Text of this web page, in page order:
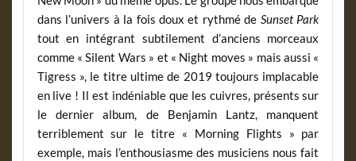
dans l’univers à la fois doux et rythmé de Sunset Park
tout en intégrant subtilement d’anciens morceaux
comme « Silent Wars » et « Night moves » mais aussi «
Tigress », le titre ultime de 2019 toujours implacable
en live ! Il est indéniable que les cuivres, présents sur
le dernier album, de Benjamin Lantz, manquent
terriblement sur le titre « Morning Flights » par
exemple, mais l’enthousiasme des musiciens nous fait